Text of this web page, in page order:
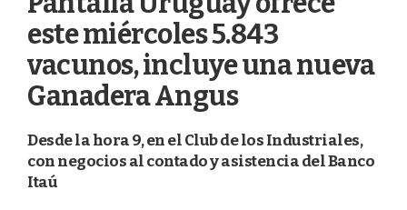
este miércoles 5.843
vacunos, incluye una nueva
Ganadera Angus
Desde la hora 9, en el Club de los Industriales,
con negocios al contado y asistencia del Banco
Itaú